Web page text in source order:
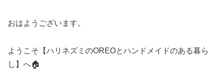
おはようございます。
ようこそ【ハリネズミのOREOとハンドメイドのある暮ら
し】へ🏠